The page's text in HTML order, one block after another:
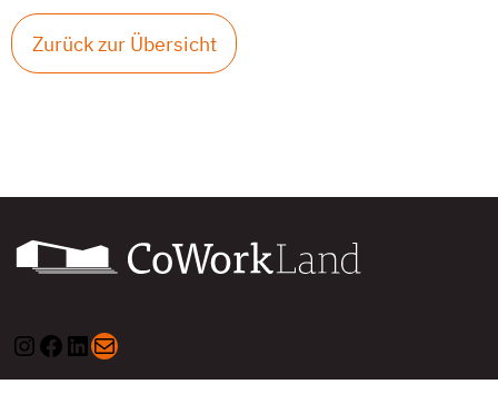
Zurück zur Übersicht
Instagram
Facebook
LinkedIn
E-Mail